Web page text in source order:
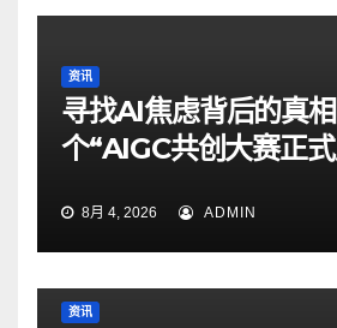
资讯
寻找AI焦虑背后的真
个“AIGC共创大赛正
8月 4, 2026 ADMIN
资讯